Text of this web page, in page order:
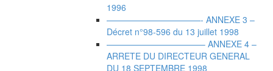
1996
———————————- ANNEXE 3 –
Décret n°98-596 du 13 juillet 1998
———————————– ANNEXE 4 –
ARRETE DU DIRECTEUR GENERAL
DU 18 SEPTEMBRE 1998